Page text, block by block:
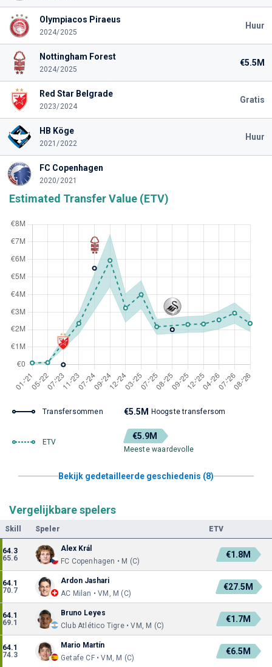
Olympiacos Piraeus
2024/2025
Huur
Nottingham Forest
2024/2025
€5.5M
Red Star Belgrade
2023/2024
Gratis
HB Köge
2021/2022
Huur
FC Copenhagen
2020/2021
Estimated Transfer Value (ETV)
Transfersommen €5.5M Hoogste transfersom
ETV
€5.9M
Meeste waardevolle
Bekijk gedetailleerde geschiedenis (8)
Vergelijkbare spelers
Skill Speler ETV
64.3
65.6
Alex Král
FC Copenhagen • M (C)
€1.8M
64.1
70.7
Ardon Jashari
AC Milan • VM, M (C)
€27.5M
64.1
69.1
Bruno Leyes
Club Atlético Tigre • VM, M (C)
€1.7M
64.1
74.3
Mario Martín
Getafe CF • VM, M (C)
€6.5M